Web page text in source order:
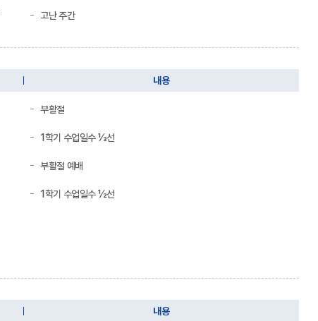
고난 주간
내용
부활절
1학기 수업일수 ⅓선
부활절 예배
1학기 수업일수 ½선
내용